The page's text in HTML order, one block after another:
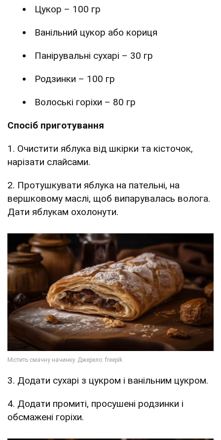
Цукор – 100 гр
Ванільний цукор або кориця
Панірувальні сухарі – 30 гр
Родзинки – 100 гр
Волоські горіхи – 80 гр
Спосіб приготування
1. Очистити яблука від шкірки та кісточок,
нарізати слайсами.
2. Протушкувати яблука на пательні, на
вершковому маслі, щоб випарувалась волога.
Дати яблукам охолонути.
3. Додати сухарі з цукром і ванільним цукром.
4. Додати промиті, просушені родзинки і
обсмажені горіхи.